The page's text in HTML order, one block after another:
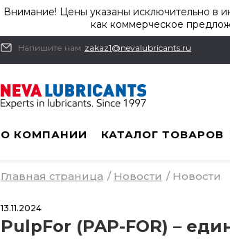
Внимание! Цены указаны исключительно в
как коммерческое
Напишите нам zakaz1@nevalubricants.ru
О КОМПАНИИ КАТАЛОГ ТОВАРОВ
Главная страница / Новости / Новости
13.11.2024
PulpFor (PAP-FOR) –